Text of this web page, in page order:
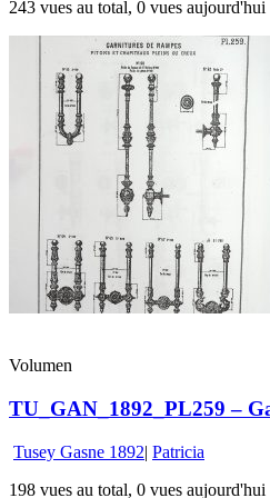
243 vues au total, 0 vues aujourd'hui
Volumen
TU_GAN_1892_PL259 –
Tusey Gasne 1892| Patricia
198 vues au total, 0 vues aujourd'hui